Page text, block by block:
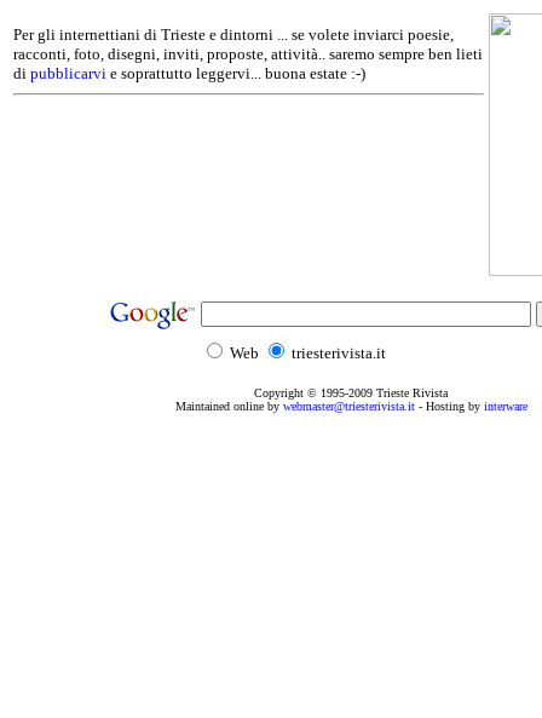
Per gli internettiani di Trieste e dintorni ... se volete inviarci poesie,
racconti, foto, disegni, inviti, proposte, attività.. saremo sempre ben lieti
di pubblicarvi e soprattutto leggervi... buona estate :-)
Web triesterivista.it
Copyright © 1995-2009 Trieste Rivista
Maintained online by webmaster@triesterivista.it- Hosting by interware